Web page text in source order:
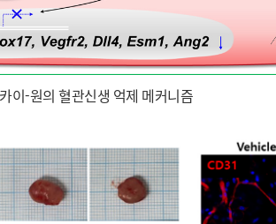
이-원의 혈관신생 억제 메커니즘